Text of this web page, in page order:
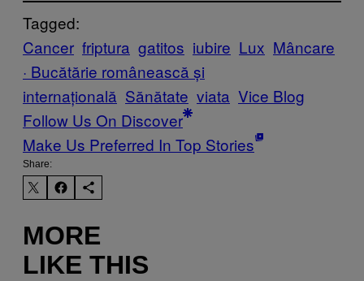
Tagged:
Cancer friptura gatitos iubire Lux Mâncare
· Bucătărie românească și
internațională Sănătate viata Vice Blog
Follow Us On Discover
Make Us Preferred In Top Stories
Share:
MORE
LIKE THIS